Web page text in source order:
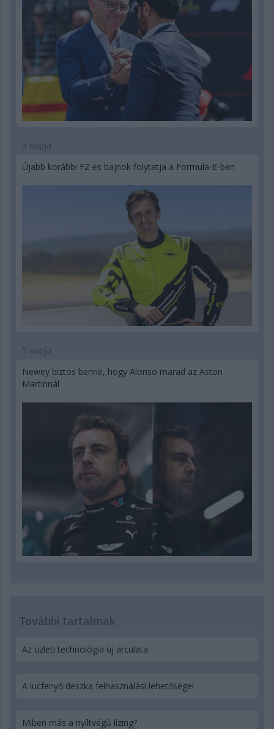
5 napja
Újabb korábbi F2-es bajnok folytatja a Formula-E-ben
5 napja
Newey biztos benne, hogy Alonso marad az Aston
Martinnál
További tartalmak
Az üzleti technológia új arculata
A lucfenyő deszka felhasználási lehetőségei
Miben más a nyíltvégű lízing?